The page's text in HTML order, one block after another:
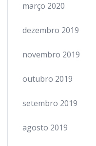
março 2020
dezembro 2019
novembro 2019
outubro 2019
setembro 2019
agosto 2019